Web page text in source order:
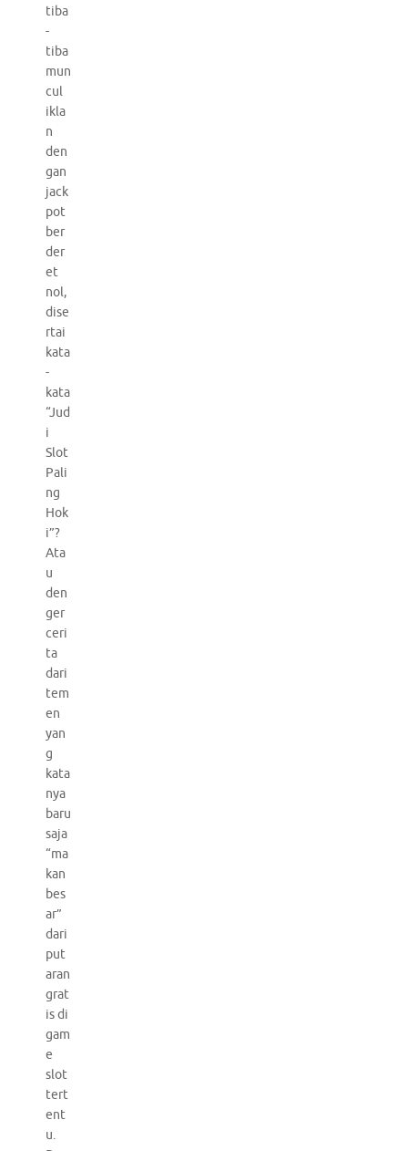
tiba
-
tiba
mun
cul
ikla
n
den
gan
jack
pot
ber
der
et
nol,
dise
rtai
kata
-
kata
“Jud
i
Slot
Pali
ng
Hok
i”?
Ata
u
den
ger
ceri
ta
dari
tem
en
yan
g
kata
nya
baru
saja
“ma
kan
bes
ar”
dari
put
aran
grat
is di
gam
e
slot
tert
ent
u.